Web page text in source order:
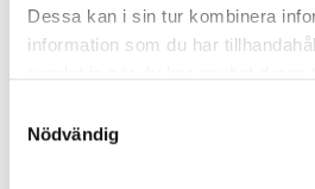
Dessa kan i sin tur kombinera
information som du har
Nödvändig
Nödljus